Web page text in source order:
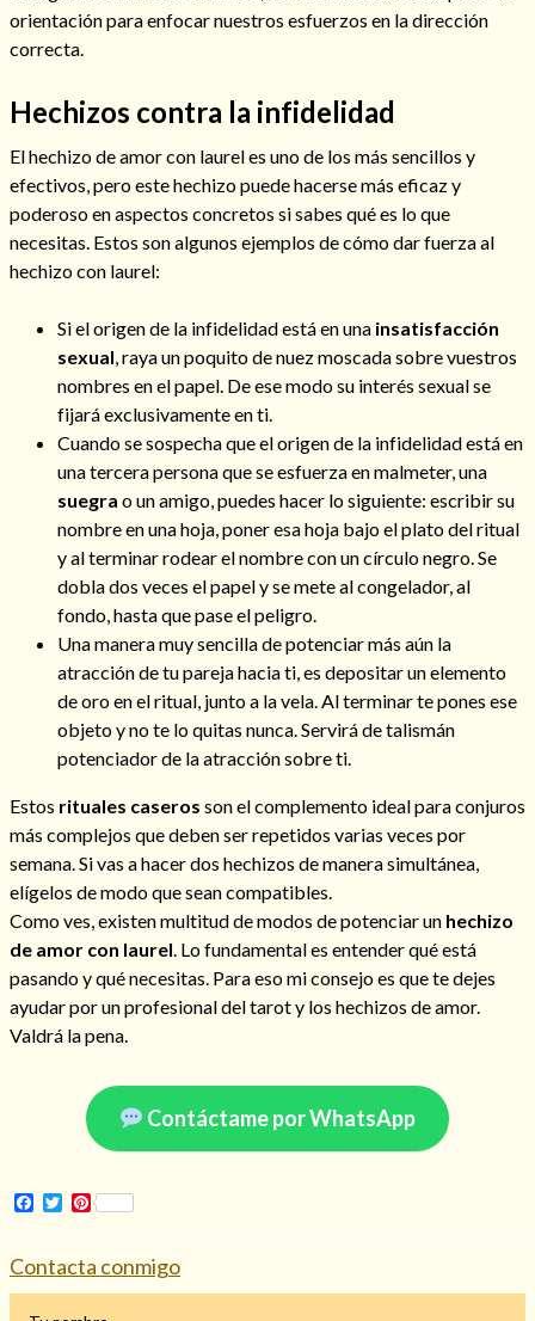
orientación para enfocar nuestros esfuerzos en la dirección
correcta.
Hechizos contra la infidelidad
El hechizo de amor con laurel es uno de los más sencillos y
efectivos, pero este hechizo puede hacerse más eficaz y
poderoso en aspectos concretos si sabes qué es lo que
necesitas. Estos son algunos ejemplos de cómo dar fuerza al
hechizo con laurel:
Si el origen de la infidelidad está en una insatisfacción
sexual, raya un poquito de nuez moscada sobre vuestros
nombres en el papel. De ese modo su interés sexual se
fijará exclusivamente en ti.
Cuando se sospecha que el origen de la infidelidad está en
una tercera persona que se esfuerza en malmeter, una
suegra o un amigo, puedes hacer lo siguiente: escribir su
nombre en una hoja, poner esa hoja bajo el plato del ritual
y al terminar rodear el nombre con un círculo negro. Se
dobla dos veces el papel y se mete al congelador, al
fondo, hasta que pase el peligro.
Una manera muy sencilla de potenciar más aún la
atracción de tu pareja hacia ti, es depositar un elemento
de oro en el ritual, junto a la vela. Al terminar te pones ese
objeto y no te lo quitas nunca. Servirá de talismán
potenciador de la atracción sobre ti.
Estos rituales caseros son el complemento ideal para conjuros
más complejos que deben ser repetidos varias veces por
semana. Si vas a hacer dos hechizos de manera simultánea,
elígelos de modo que sean compatibles.
Como ves, existen multitud de modos de potenciar un hechizo
de amor con laurel. Lo fundamental es entender qué está
pasando y qué necesitas. Para eso mi consejo es que te dejes
ayudar por un profesional del tarot y los hechizos de amor.
Valdrá la pena.
Contáctame por WhatsApp
Facebook
TwitterPinterest
Contacta conmigo